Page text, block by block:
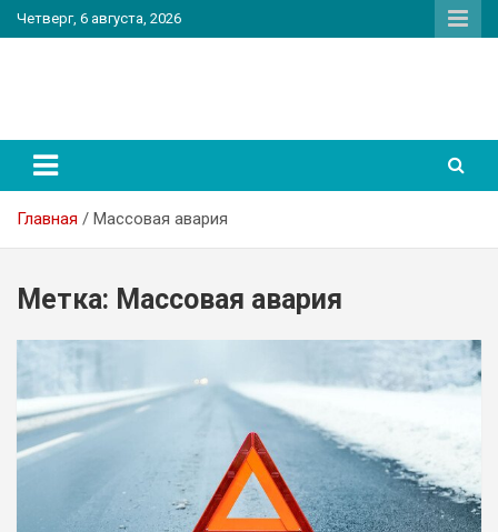
Перейти
к
Четверг, 6 августа, 2026
Главная Массовая авария
Метка: Массовая авария